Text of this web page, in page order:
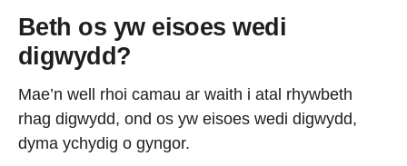
Beth os yw eisoes wedi
digwydd?
Mae’n well rhoi camau ar waith i atal rhywbeth
rhag digwydd, ond os yw eisoes wedi digwydd,
dyma ychydig o gyngor.